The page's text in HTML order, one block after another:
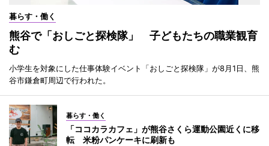
暮らす・働く
熊谷で「おしごと探検隊」 子どもたちの職業観育
む
小学生を対象にした仕事体験イベント「おしごと探検隊」が8月1日、熊
谷市鎌倉町周辺で行われた。
暮らす・働く
「ココカラカフェ」が熊谷さくら運動公園近くに移
転 米粉パンケーキに刷新も